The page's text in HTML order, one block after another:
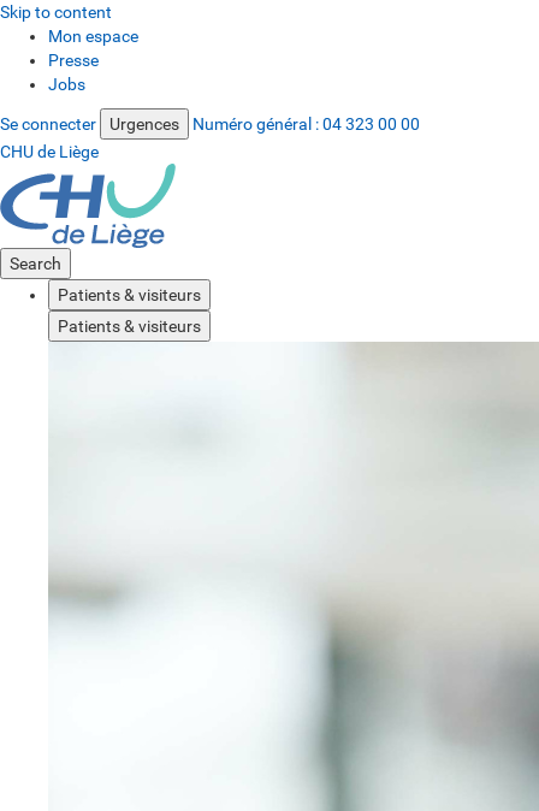
Skip to content
Mon espace
Presse
Jobs
Se connecter Urgences Numéro général :04 323 00 00
CHU de Liège
Search
Patients & visiteurs
Patients & visiteurs